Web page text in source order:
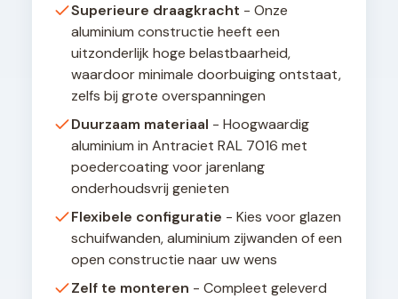
Superieure draagkracht - Onze
aluminium constructie heeft een
uitzonderlijk hoge belastbaarheid,
waardoor minimale doorbuiging ontstaat,
zelfs bij grote overspanningen
Duurzaam materiaal - Hoogwaardig
aluminium in Antraciet RAL 7016 met
poedercoating voor jarenlang
onderhoudsvrij genieten
Flexibele configuratie - Kies voor glazen
schuifwanden, aluminium zijwanden of een
open constructie naar uw wens
Zelf te monteren - Compleet geleverd